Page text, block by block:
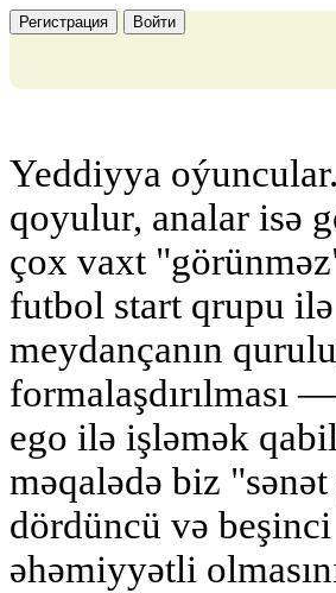
Регистрация Войти
Yeddiyya
qoyulur, analar isə
çox vaxt
futbol start qrupu ilə
meydançanın
formalaşdırılması
ego ilə işləmək
məqalədə biz
dördüncü və
əhəmiyyətli